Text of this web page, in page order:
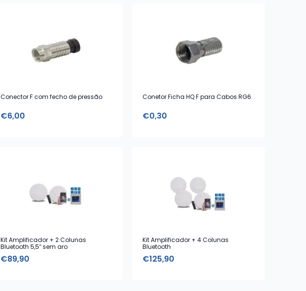
Conector F com fecho de pressão
€6,00
Conetor Ficha HQ F para Cabos RG6
€0,30
Kit Amplificador + 2 Colunas
Bluetooth 5,5″ sem aro
€89,90
Kit Amplificador + 4 Colunas
Bluetooth
€125,90